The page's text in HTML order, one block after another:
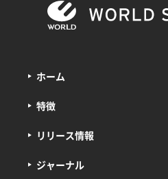
ホーム
特徴
リリース情報
ジャーナル